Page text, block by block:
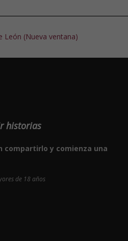
historias
compartirlo y comienza una
de 18 años